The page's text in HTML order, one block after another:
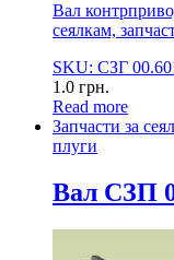
Вал
сеялкам,
SKU: СЗГ
1.0 грн.
Read more
Запчасти за
плуги
Вал СЗП